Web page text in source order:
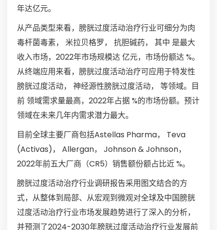
年达亿元。
从产品类型来看，膀胱过度活动治疗行业可细分为肉
毒杆菌毒素， 米拉贝格罗， 抗胆碱药， 其中 是最大
收入市场，2022年市场规模达 亿元，市场份额达 %。
从终端应用来看，膀胱过度活动治疗可应用于特发性
膀胱过度活动， 神经源性膀胱过度活动， 等领域。目
前 领域需求量最高，2022年占据 %的市场份额。预计
领域在未来几年内需求潜力最大。
目前全球主要厂商包括Astellas Pharma， Teva
(Activas)， Allergan， Johnson & Johnson，
2022年前五大厂商（CR5）销售额份额占比近 %。
膀胱过度活动治疗行业调研报告采用图文结合的方
式，从整体到局部、从宏观到微观对全球及中国膀胱
过度活动治疗行业市场发展趋势进行了深入的分析，
并预测了2024-2030年膀胱过度活动治疗行业发展前